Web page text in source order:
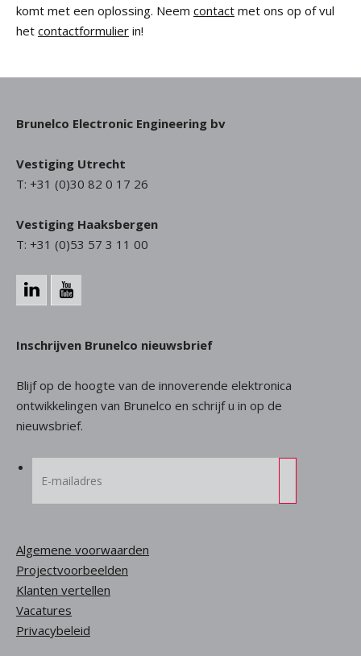
komt met een oplossing. Neem contact met ons op of vul
het contactformulier in!
Brunelco Electronic Engineering bv
Vestiging Utrecht
T: +31 (0)30 82 0 17 26
Vestiging Haaksbergen
T: +31 (0)53 57 3 11 00
Inschrijven Brunelco nieuwsbrief
Blijf op de hoogte van de innoverende elektronica
ontwikkelingen van Brunelco en schrijf u in op de
nieuwsbrief.
Algemene voorwaarden
Projectvoorbeelden
Klanten vertellen
Vacatures
Privacybeleid